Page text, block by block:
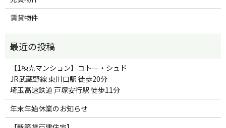
賃貸物件
【1棟売マンション】コトー・シュド
JR武蔵野線 東川口駅 徒歩20分
埼玉高速鉄道 戸塚安行駅 徒歩11分
年末年始休業のお知らせ